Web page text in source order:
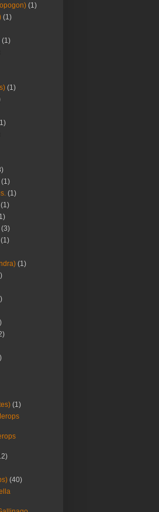
(1)
(1)
(1)
(1)
(1)
(1)
(1)
(3)
(1)
(1)
(1)
(40)